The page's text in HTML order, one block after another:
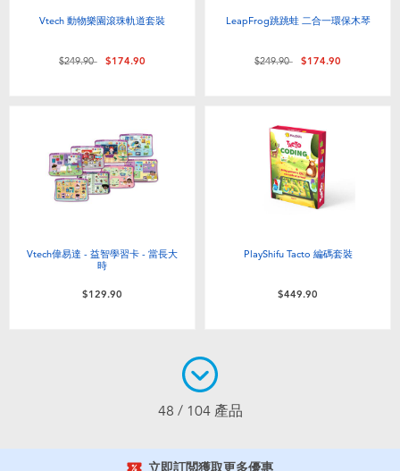
Vtech 動物樂園滾珠軌道套裝
價格從
$249.90至$174.90
LeapFrog跳跳蛙 二合一環保木琴
價格從
$249.90至$174.90
Vtech偉易達 - 益智學習卡 - 當長大
時
$129.90
PlayShifu Tacto 編碼套裝
$449.90
48 / 104 產品
立即訂閲獲取更多優惠